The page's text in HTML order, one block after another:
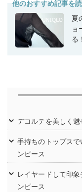
他のおすすめ記事を
夏
ョ
る！
デコルテを美しく
手持ちのトップス
ンピース
レイヤードして印
ンピース